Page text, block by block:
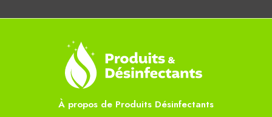
À propos de Produits Désinfectants